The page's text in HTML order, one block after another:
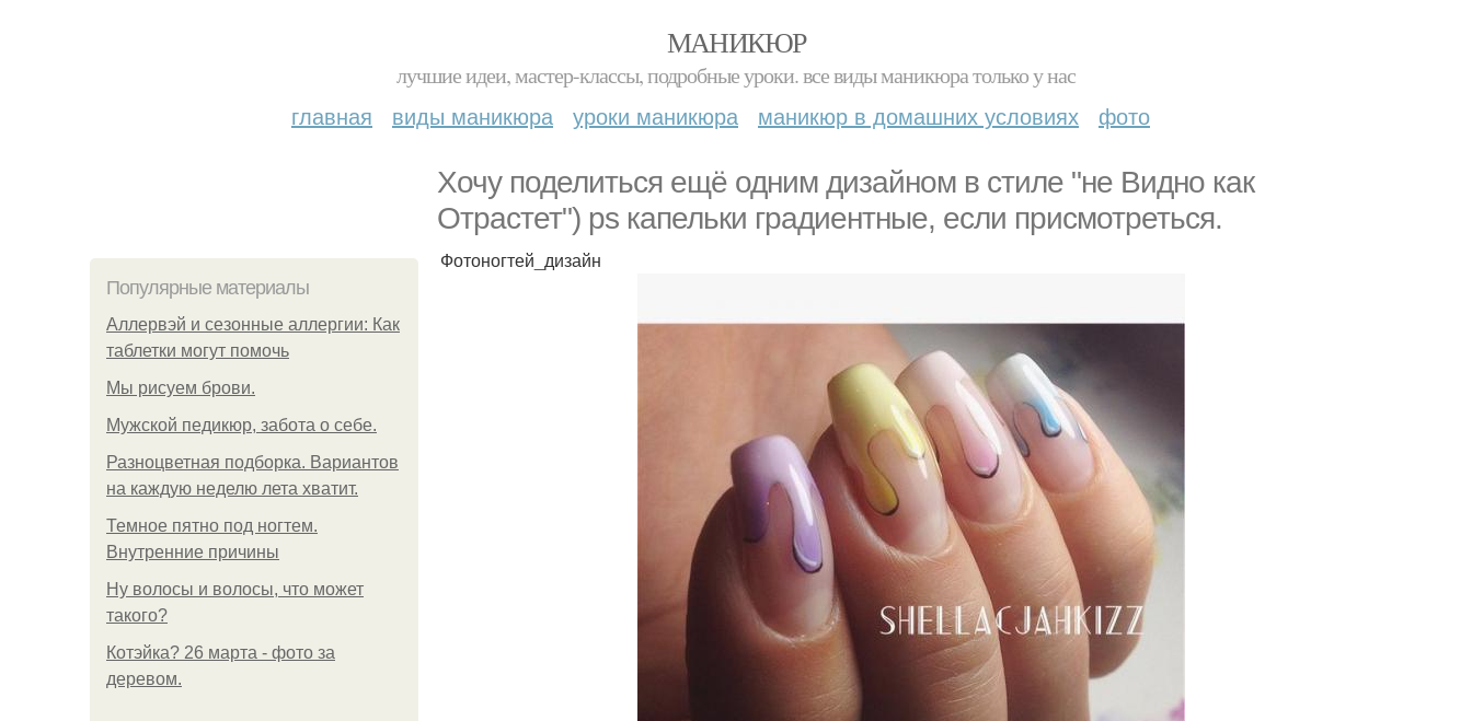
МАНИКЮР
лучшие идеи, мастер-классы, подробные уроки. все виды маникюра только у нас
главная виды маникюра уроки маникюра маникюр в домашних условиях фото
Хочу поделиться ещё одним дизайном в стиле "не Видно как
Отрастет") ps капельки градиентные, если присмотреться.
Популярные материалы
Аллервэй и сезонные аллергии: Как
таблетки могут помочь
Мы рисуем брови.
Мужской педикюр, забота о себе.
Разноцветная подборка. Вариантов
на каждую неделю лета хватит.
Темное пятно под ногтем.
Внутренние причины
Ну волосы и волосы, что может
такого?
Котэйка? 26 марта - фото за
деревом.
Фотоногтей_дизайн